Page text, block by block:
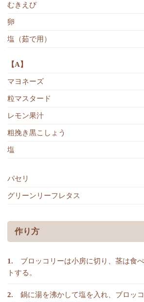
むきえび
卵
塩（茹で用）
【A】
マヨネーズ
粒マスタード
レモン果汁
粗挽き黒こしょう
塩
パセリ
グリーンリーフレタス
作り方
ブロッコリーは小房に切り、茎は食
トする。
鍋に湯を沸かして塩を入れ、ブロッ